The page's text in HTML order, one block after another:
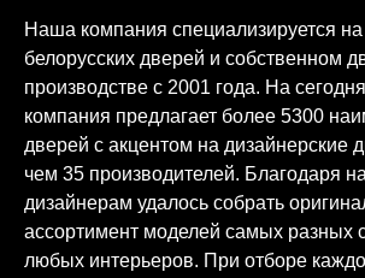
Наша компания специализируется
белорусских дверей и собственном
производстве с 2001 года. На
компания предлагает более 5300
дверей с акцентом на дизайнерские
чем 35 производителей. Благодаря
дизайнерам удалось собрать
ассортимент моделей самых разных
любых интерьеров. При отборе